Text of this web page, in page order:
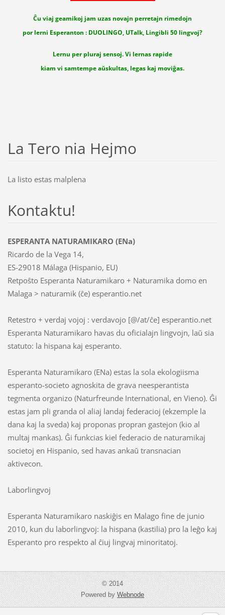
Ĉu viaj geamikoj jam uzas novajn perretajn rimedojn
por lerni Esperanton : DUOLINGO, UTalk, Lingibli 50 lingvoj?
Lernu per pluraj sensoj. Vi lernas rapide
kiam vi samtempe aŭskultas, legas kaj moviĝas.
La Tero nia Hejmo
La listo estas malplena
Kontaktu!
ESPERANTA NATURAMIKARO (ENa)
Ricardo de la Vega 14,
ES-29018 Málaga (Hispanio, EU)
Retpoŝto Esperanta Naturamikaro + Naturamika domo en
Malaga > naturamik (ĉe) esperantio.net
Retestro + verdaj vojoj : verdavojo [@/at/ĉe] esperantio.net
Esperanta Naturamikaro havas du oficialajn lingvojn, laŭ sia
statuto: la hispana kaj esperanto.
Esperanta Naturamikaro (ENa) estas la sola ekologiisma
esperanto-societo agnoskita de grava neesperantista
tegmenta organizo (Naturfreunde International, en Vieno). Ĝi
estas jam pli granda ol aliaj landaj federacioj (ekzemple la
dana kaj la sveda) kaj proponas propran gastejon (kio al
multaj mankas). Ĝi funkcias kiel federacio de naturamikaj
societoj en Hispanio, sed havas ankaŭ transnacian
aktivecon.
Laborlingvoj
Esperanta Naturamikaro naskiĝis en Malago fine de junio
2010, kun du laborlingvoj: la hispana (kastilia) pro la leĝo kaj
Esperanto pro respekto al ĉiuj lingvaj minoritatoj.
© 2014
Powered byWebnode